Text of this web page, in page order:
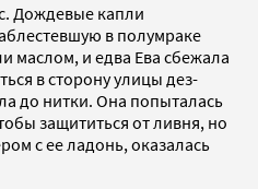
Дождевые капли
в полумраке
маслом, и едва Ева сбежала
в сторону улицы дез-
до нитки. Она попыталась
защититься от ливня, но
с ее ладонь, оказалась